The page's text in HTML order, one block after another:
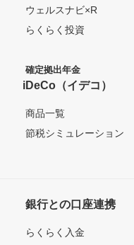
ウェルスナビ×R
らくらく投資
確定拠出年金
iDeCo（イデコ）
商品一覧
節税シミュレーション
銀行との口座連携
らくらく入金